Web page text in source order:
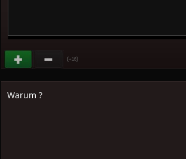
(+16)
Warum ?